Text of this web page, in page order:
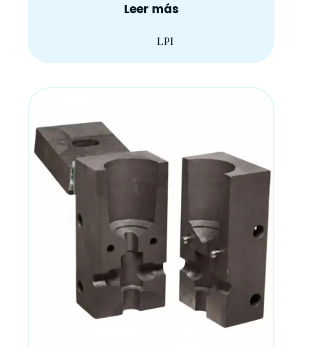
Leer más
LPI